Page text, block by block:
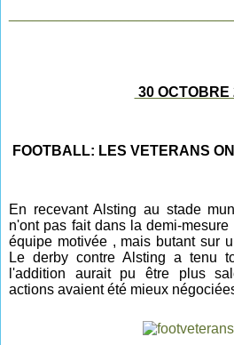
30 OCTOBRE
FOOTBALL: LES VETERANS
En recevant Alsting au stade
n'ont pas fait dans la demi-
équipe motivée , mais butant sur
Le derby contre Alsting a tenu
l'addition aurait pu être plus
actions avaient été mieux